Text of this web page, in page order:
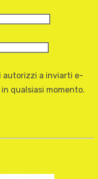
autorizzi a inviarti e-
qualsiasi momento.